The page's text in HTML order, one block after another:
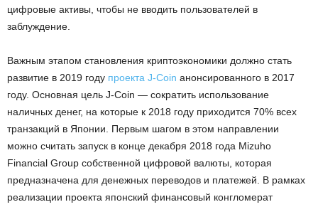
цифровые активы, чтобы не вводить пользователей в
заблуждение.
Важным этапом становления криптоэкономики должно стать
развитие в 2019 году проекта J-Coin анонсированного в 2017
году. Основная цель J-Coin — сократить использование
наличных денег, на которые к 2018 году приходится 70% всех
транзакций в Японии. Первым шагом в этом направлении
можно считать запуск в конце декабря 2018 года Mizuho
Financial Group собственной цифровой валюты, которая
предназначена для денежных переводов и платежей. В рамках
реализации проекта японский финансовый конгломерат